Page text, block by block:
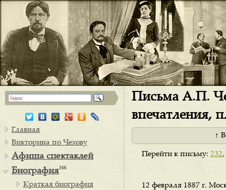
Письма А.П.
впечатления,
↑
Перейти к письму: 232,
12 февраля 1887 г.
Главная
Викторина по Чехову
Афиша спектаклей
Биография166
Краткая биография